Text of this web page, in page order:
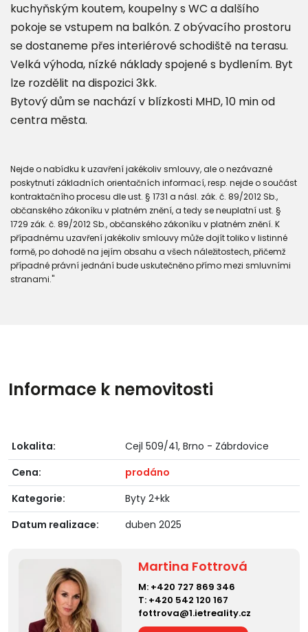
kuchyňským koutem, koupelny s WC a dalšího
pokoje se vstupem na balkón. Z obývacího prostoru
se dostaneme přes interiérové schodiště na terasu.
Velká výhoda, nízké náklady spojené s bydlením. Byt
lze rozdělit na dispozici 3kk.
Bytový dům se nachází v blízkosti MHD, 10 min od
centra města.
Nejde o nabídku k uzavření jakékoliv smlouvy, ale o nezávazné
poskytnutí základních orientačních informací, resp. nejde o součást
kontraktačního procesu dle ust. § 1731 a násl. zák. č. 89/2012 Sb.,
občanského zákoníku v platném znění, a tedy se neuplatní ust. §
1729 zák. č. 89/2012 Sb., občanského zákoníku v platném znění. K
případnému uzavření jakékoliv smlouvy může dojít toliko v listinné
formě, po dohodě na jejím obsahu a všech náležitostech, přičemž
případné právní jednání bude uskutečněno přímo mezi smluvními
stranami."
Informace k nemovitosti
Lokalita:
Cejl 509/41, Brno - Zábrdovice
Cena:
prodáno
Kategorie:
Byty 2+kk
Datum realizace:
duben 2025
Martina Fottrová
M: +420 727 869 346
T: +420 542 120 167
fottrova@1.ietreality.cz